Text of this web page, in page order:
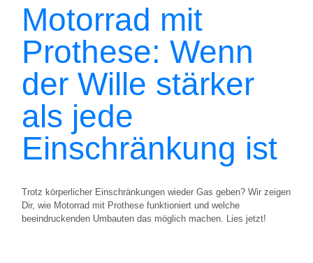
Motorrad mit
Prothese: Wenn
der Wille stärker
als jede
Einschränkung ist
Trotz körperlicher Einschränkungen wieder Gas geben? Wir zeigen
Dir, wie Motorrad mit Prothese funktioniert und welche
beeindruckenden Umbauten das möglich machen. Lies jetzt!